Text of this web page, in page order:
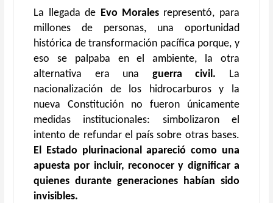
La llegada de Evo Moralesrepresentó, para
millones de personas, una oportunidad
histórica de transformación pacífica porque, y
eso se palpaba en el ambiente, la otra
alternativa era una guerra civil. La
nacionalización de los hidrocarburos y la
nueva Constitución no fueron únicamente
medidas institucionales: simbolizaron el
intento de refundar el país sobre otras bases.
El Estado plurinacional apareció como una
apuesta por incluir, reconocer y dignificar a
quienes durante generaciones habían sido
invisibles.